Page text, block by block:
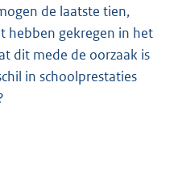
de laatste tien,
hebben gekregen in het
dit mede de oorzaak is
in schoolprestaties